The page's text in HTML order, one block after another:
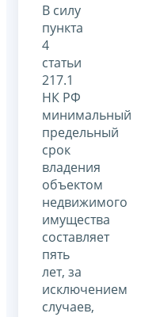
В силу
пункта
4
статьи
217.1
НК РФ
минимальный
предельный
срок
владения
объектом
недвижимого
имущества
составляет
пять
лет, за
исключением
случаев,